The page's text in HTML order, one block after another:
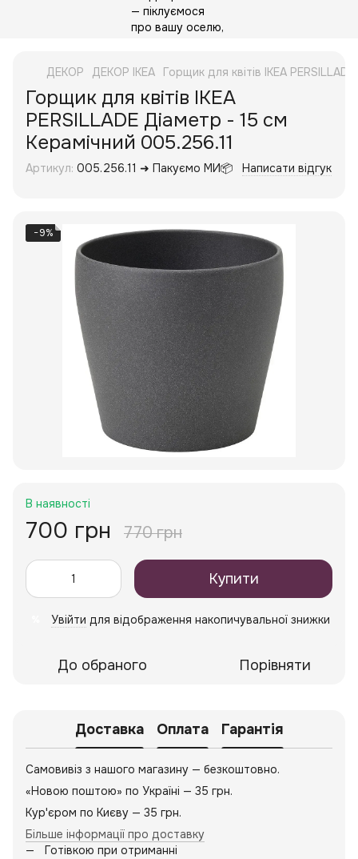
ДЕКОР ДЕКОР IKEA Горщик для квітів IKEA
Горщик для квітів IKEA
PERSILLADE Діаметр - 15 см
Керамічний 005.256.11
Артикул: 005.256.11 ➜ Пакуємо МИ📦 Написати відгук
−9%
В наявності
700 грн 770 грн
Купити
Увійти для відображення накопичувальної знижки
До обраного Порівняти
Доставка Оплата Гарантія
Самовивіз з нашого магазину — безкоштовно.
«Новою поштою» по Україні — 35 грн.
Кур'єром по Києву — 35 грн.
Більше інформації про доставку
Готівкою при отриманні